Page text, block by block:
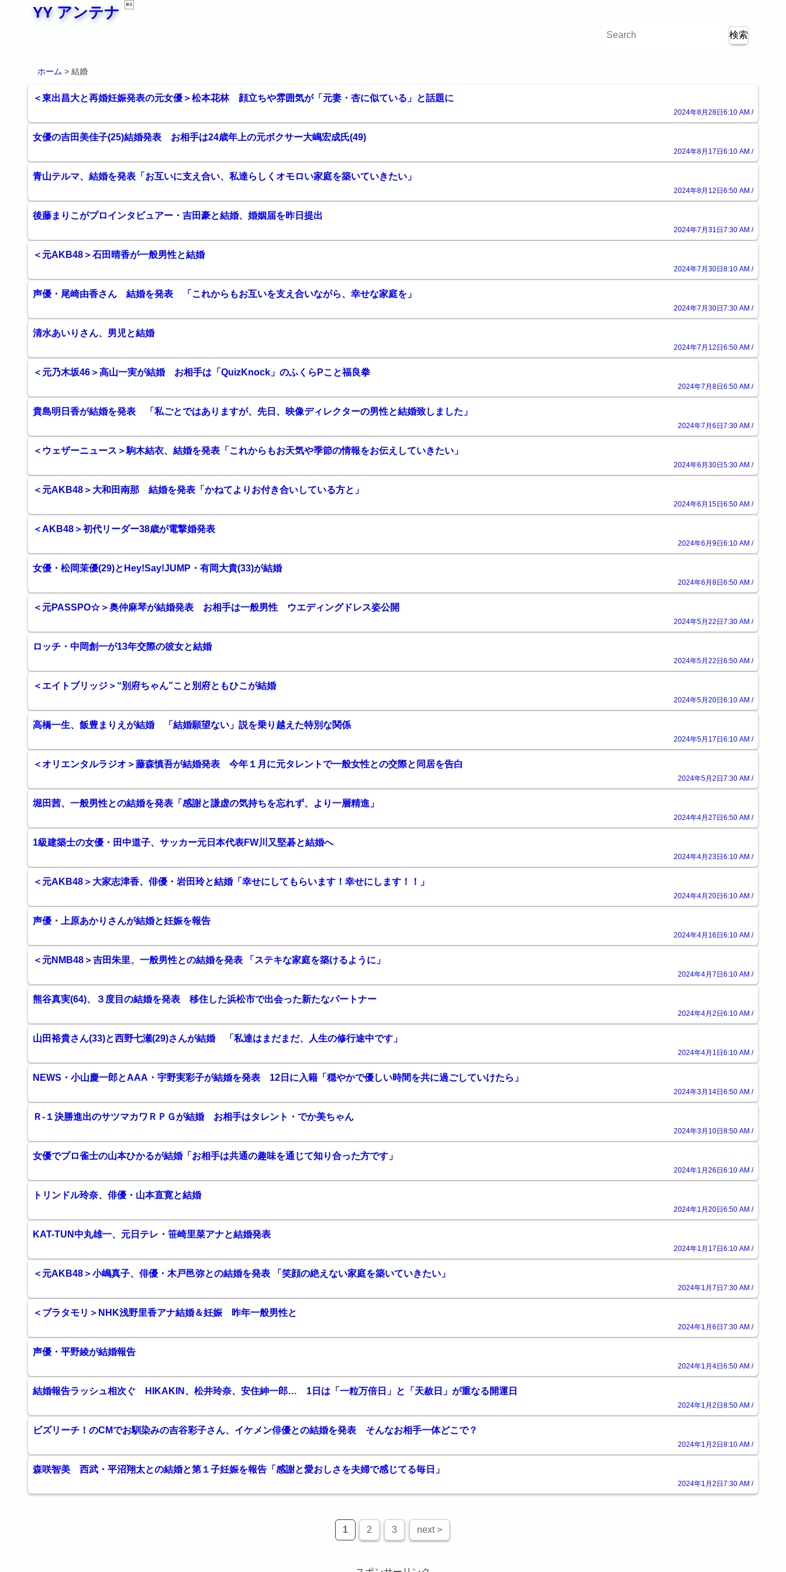

YY アンテナ
ホーム > 結婚
＜東出昌大と再婚妊娠発表の元女優＞松本花林 顔立ちや雰囲気が「元妻・杏に似ている」と話題に
2024年8月28日6:10 AM /
女優の吉田美佳子(25)結婚発表 お相手は24歳年上の元ボクサー大嶋宏成氏(49)
2024年8月17日6:10 AM /
青山テルマ、結婚を発表「お互いに支え合い、私達らしくオモロい家庭を築いていきたい」
2024年8月12日6:50 AM /
後藤まりこがプロインタビュアー・吉田豪と結婚、婚姻届を昨日提出
2024年7月31日7:30 AM /
＜元AKB48＞石田晴香が一般男性と結婚
2024年7月30日8:10 AM /
声優・尾崎由香さん 結婚を発表 「これからもお互いを支え合いながら、幸せな家庭を」
2024年7月30日7:30 AM /
清水あいりさん、男児と結婚
2024年7月12日6:50 AM /
＜元乃木坂46＞高山一実が結婚 お相手は「QuizKnock」のふくらPこと福良拳
2024年7月8日6:50 AM /
貴島明日香が結婚を発表 「私ごとではありますが、先日、映像ディレクターの男性と結婚致しました」
2024年7月6日7:30 AM /
＜ウェザーニュース＞駒木結衣、結婚を発表「これからもお天気や季節の情報をお伝えしていきたい」
2024年6月30日5:30 AM /
＜元AKB48＞大和田南那 結婚を発表「かねてよりお付き合いしている方と」
2024年6月15日6:50 AM /
＜AKB48＞初代リーダー38歳が電撃婚発表
2024年6月9日6:10 AM /
女優・松岡茉優(29)とHey!Say!JUMP・有岡大貴(33)が結婚
2024年6月8日6:50 AM /
＜元PASSPO☆＞奥仲麻琴が結婚発表 お相手は一般男性 ウエディングドレス姿公開
2024年5月22日7:30 AM /
ロッチ・中岡創一が13年交際の彼女と結婚
2024年5月22日6:50 AM /
＜エイトブリッジ＞“別府ちゃん”こと別府ともひこが結婚
2024年5月20日6:10 AM /
高橋一生、飯豊まりえが結婚 「結婚願望ない」説を乗り越えた特別な関係
2024年5月17日6:10 AM /
＜オリエンタルラジオ＞藤森慎吾が結婚発表 今年１月に元タレントで一般女性との交際と同居を告白
2024年5月2日7:30 AM /
堀田茜、一般男性との結婚を発表「感謝と謙虚の気持ちを忘れず、より一層精進」
2024年4月27日6:50 AM /
1級建築士の女優・田中道子、サッカー元日本代表FW川又堅碁と結婚へ
2024年4月23日6:10 AM /
＜元AKB48＞大家志津香、俳優・岩田玲と結婚「幸せにしてもらいます！幸せにします！！」
2024年4月20日6:10 AM /
声優・上原あかりさんが結婚と妊娠を報告
2024年4月16日6:10 AM /
＜元NMB48＞吉田朱里、一般男性との結婚を発表 「ステキな家庭を築けるように」
2024年4月7日6:10 AM /
熊谷真実(64)、３度目の結婚を発表 移住した浜松市で出会った新たなパートナー
2024年4月2日6:10 AM /
⼭⽥裕貴さん(33)と⻄野七瀬(29)さんが結婚 「私達はまだまだ、⼈⽣の修⾏途中です」
2024年4月1日6:10 AM /
NEWS・小山慶一郎とAAA・宇野実彩子が結婚を発表 12日に入籍「穏やかで優しい時間を共に過ごしていけたら」
2024年3月14日6:50 AM /
Ｒ-１決勝進出のサツマカワＲＰＧが結婚 お相手はタレント・でか美ちゃん
2024年3月10日8:50 AM /
女優でプロ雀士の山本ひかるが結婚「お相手は共通の趣味を通じて知り合った方です」
2024年1月26日6:10 AM /
トリンドル玲奈、俳優・山本直寛と結婚
2024年1月20日6:50 AM /
KAT-TUN中丸雄一、元日テレ・笹崎里菜アナと結婚発表
2024年1月17日6:10 AM /
＜元AKB48＞小嶋真子、俳優・木戸邑弥との結婚を発表 「笑顔の絶えない家庭を築いていきたい」
2024年1月7日7:30 AM /
＜ブラタモリ＞NHK浅野里香アナ結婚＆妊娠 昨年一般男性と
2024年1月6日7:30 AM /
声優・平野綾が結婚報告
2024年1月4日6:50 AM /
結婚報告ラッシュ相次ぐ HIKAKIN、松井玲奈、安住紳一郎… 1日は「一粒万倍日」と「天赦日」が重なる開運日
2024年1月2日8:50 AM /
ビズリーチ！のCMでお馴染みの吉谷彩子さん、イケメン俳優との結婚を発表 そんなお相手一体どこで？
2024年1月2日8:10 AM /
森咲智美 西武・平沼翔太との結婚と第１子妊娠を報告「感謝と愛おしさを夫婦で感じてる毎日」
2024年1月2日7:30 AM /
1 2 3 next >